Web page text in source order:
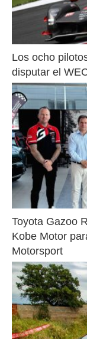
Los ocho
disputar el
Toyota Gazoo
Kobe Motor
Motorsport